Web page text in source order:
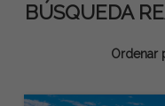
BÚSQUEDA
Ordenar